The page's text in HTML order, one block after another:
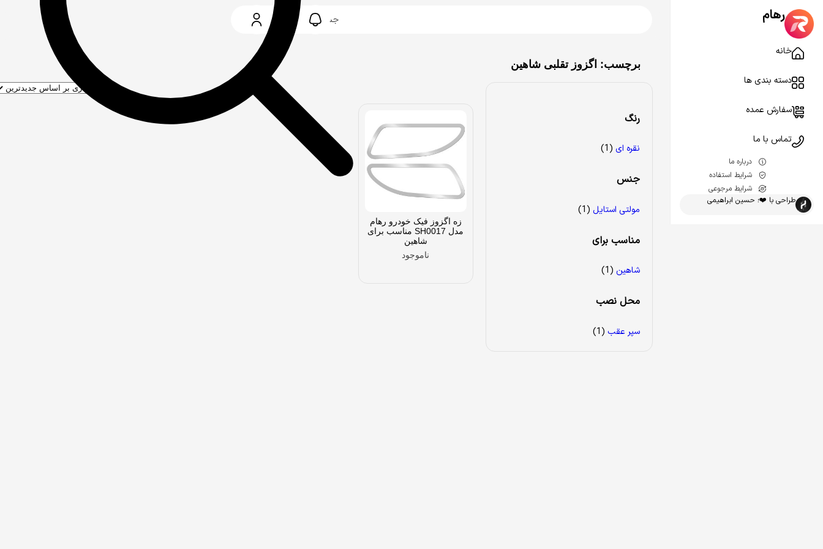
رهام
خانه
دسته بندی ها
سفارش عمده
تماس با ما
درباره ما
شرایط استفاده
شرایط مرجوعی
طراحی با ❤️؛ حسین ابراهیمی
برچسب: اگزوز تقلبی شاهین
رنگ
نقره ای (1)
جنس
مولتی استایل (1)
مناسب برای
شاهین (1)
محل نصب
سپر عقب (1)
زه اگزوز فیک خودرو رهام
مدل SH0017 مناسب برای
شاهین
ناموجود